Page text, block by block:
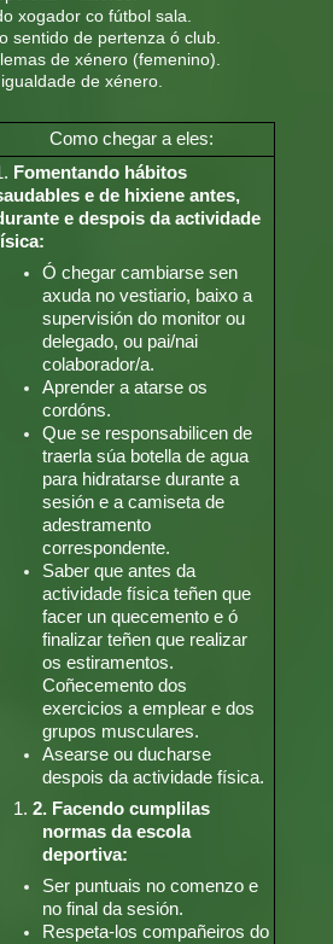
xogador co fútbol sala.
sentido de pertenza ó club.
de xénero (femenino).
de xénero.
Como chegar a eles:
Fomentando hábitos
e de hixiene antes,
e despois da actividade
Ó chegar cambiarse sen
axuda no vestiario, baixo a
supervisión do monitor ou
delegado, ou pai/nai
colaborador/a.
Aprender a atarse os
cordóns.
Que se responsabilicen de
traerla súa botella de agua
para hidratarse durante a
sesión e a camiseta de
adestramento
correspondente.
Saber que antes da
actividade física teñen que
facer un quecemento e ó
finalizar teñen que realizar
os estiramentos.
Coñecemento dos
exercicios a emplear e dos
grupos musculares.
Asearse ou ducharse
despois da actividade física.
1. 2. Facendo cumplilas
normas da escola
deportiva:
Ser puntuais no comenzo e
no final da sesión.
Respeta-los compañeiros do